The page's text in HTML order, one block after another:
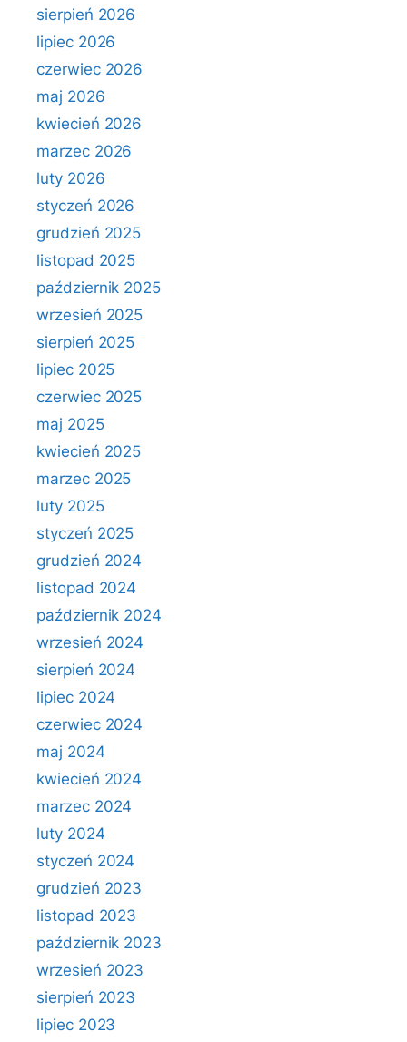
sierpień 2026
lipiec 2026
czerwiec 2026
maj 2026
kwiecień 2026
marzec 2026
luty 2026
styczeń 2026
grudzień 2025
listopad 2025
październik 2025
wrzesień 2025
sierpień 2025
lipiec 2025
czerwiec 2025
maj 2025
kwiecień 2025
marzec 2025
luty 2025
styczeń 2025
grudzień 2024
listopad 2024
październik 2024
wrzesień 2024
sierpień 2024
lipiec 2024
czerwiec 2024
maj 2024
kwiecień 2024
marzec 2024
luty 2024
styczeń 2024
grudzień 2023
listopad 2023
październik 2023
wrzesień 2023
sierpień 2023
lipiec 2023